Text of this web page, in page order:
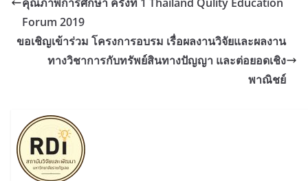
Forum 2019
ขอเชิญเข้าร่วม โครงการอบรม เรื่อผลงานวิจัยและผลงาน
ทางวิชาการกับทรัพย์สินทางปัญญา และต่อยอดเชิง
พาณิชย์